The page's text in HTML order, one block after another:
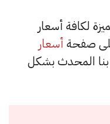
مميزة لكافة أسعار
صفحة أسعار
المحدث بشكل